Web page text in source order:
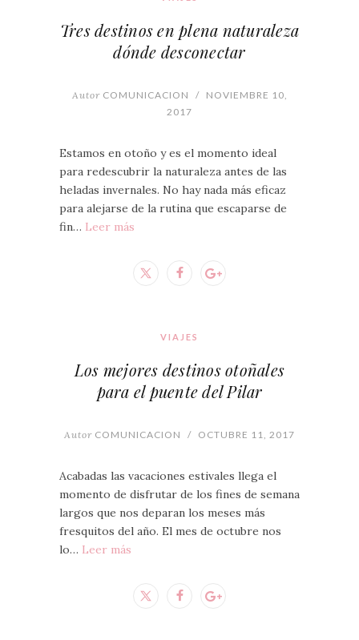
Tres destinos en plena naturaleza
dónde desconectar
AutorCOMUNICACION / NOVIEMBRE 10,
2017
Estamos en otoño y es el momento ideal
para redescubrir la naturaleza antes de las
heladas invernales. No hay nada más eficaz
para alejarse de la rutina que escaparse de
fin… Leer más
VIAJES
Los mejores destinos otoñales
para el puente del Pilar
Autor COMUNICACION / OCTUBRE 11, 2017
Acabadas las vacaciones estivales llega el
momento de disfrutar de los fines de semana
largos que nos deparan los meses más
fresquitos del año. El mes de octubre nos
lo… Leer más